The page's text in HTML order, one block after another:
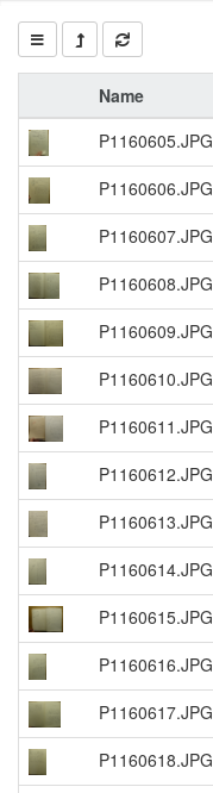
Name
P1160605.JPG
P1160606.JPG
P1160607.JPG
P1160608.JPG
P1160609.JPG
P1160610.JPG
P1160611.JPG
P1160612.JPG
P1160613.JPG
P1160614.JPG
P1160615.JPG
P1160616.JPG
P1160617.JPG
P1160618.JPG